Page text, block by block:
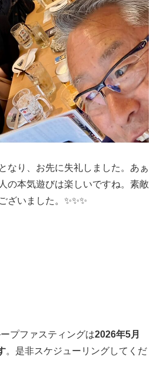
なり、お先に失礼しました。あぁ
の本気遊びは楽しいですね。素敵
ざいました。✨✨✨
プファスティングは2026年5月
。是非スケジューリングしてくだ